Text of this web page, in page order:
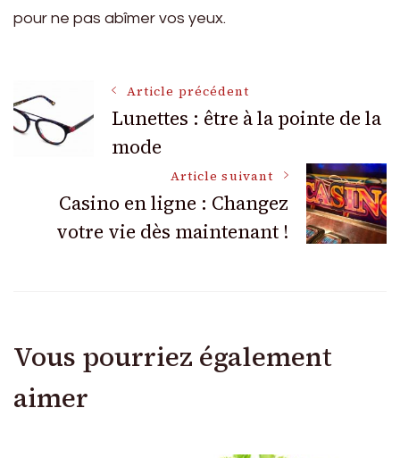
pour ne pas abîmer vos yeux.
Navigation
des
articles
Article précédent
Lunettes : être à la pointe de la
mode
Article suivant
Casino en ligne : Changez
votre vie dès maintenant !
Vous pourriez également
aimer